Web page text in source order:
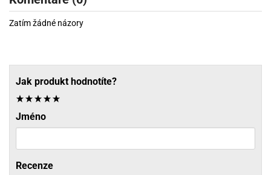
Zatím žádné názory
Jak produkt hodnotíte?
Jméno
Recenze